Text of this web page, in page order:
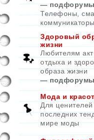
—
Телефоны,
Здоровый
жизни
Любителям
отдыха и
образа жизни
—
Мода и
Для ценителей
последних
мире моды